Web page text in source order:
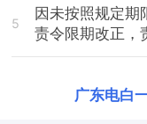
5
因未按照规定期
责令限期改正，
广东电白